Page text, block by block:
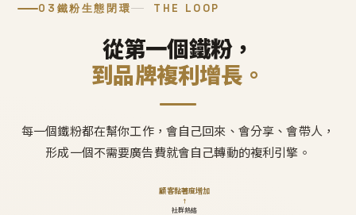
03 鐵粉生態閉環 THE LOOP
從第一個鐵粉，
到品牌複利增長。
每一個鐵粉都在幫你工作，會自己回來、會分享、會帶人，
形成一個不需要廣告費就會自己轉動的複利引擎。
社群熱絡
↑
顧客黏著度增加